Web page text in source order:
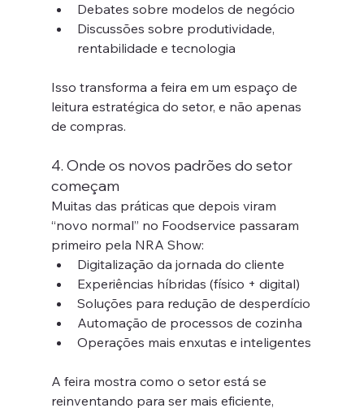
Debates sobre modelos de negócio
Discussões sobre produtividade,
rentabilidade e tecnologia
Isso transforma a feira em um espaço de
leitura estratégica do setor, e não apenas
de compras.
4. Onde os novos padrões do setor
começam
Muitas das práticas que depois viram
“novo normal” no Foodservice passaram
primeiro pela NRA Show:
Digitalização da jornada do cliente
Experiências híbridas (físico + digital)
Soluções para redução de desperdício
Automação de processos de cozinha
Operações mais enxutas e inteligentes
A feira mostra como o setor está se
reinventando para ser mais eficiente,